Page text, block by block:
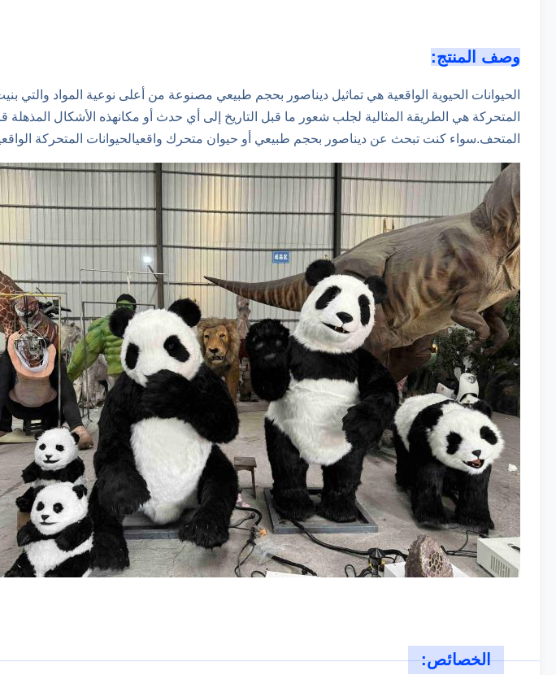
وصف المنتج:
الحيوانات الحيوية الواقعية هي تماثيل ديناصور بحجم طبيعي مصنوعة من أعلى نوعية المواد والتي
المتحركة هي الطريقة المثالية لجلب شعور ما قبل التاريخ إلى أي حدث أو مكانهذه الأشكال
المتحف.سواء كنت تبحث عن ديناصور بحجم طبيعي أو حيوان متحرك واقعيالحيوانات المتحركة
الخصائص: